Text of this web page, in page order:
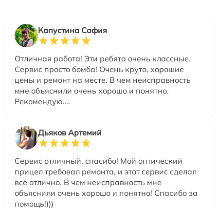
Капустина Сафия
Отличная работа! Эти ребята очень классные.
Сервис просто бомба! Очень круто, хорошие
цены и ремонт на месте. В чем неисправность
мне объяснили очень хорошо и понятно.
Рекомендую….
Дьяков Артемий
Сервис отличный, спасибо! Мой оптический
прицел требовал ремонта, и этот сервис сделал
всё отлично. В чем неисправность мне
объяснили очень хорошо и понятно! Спасибо за
помощь!)))